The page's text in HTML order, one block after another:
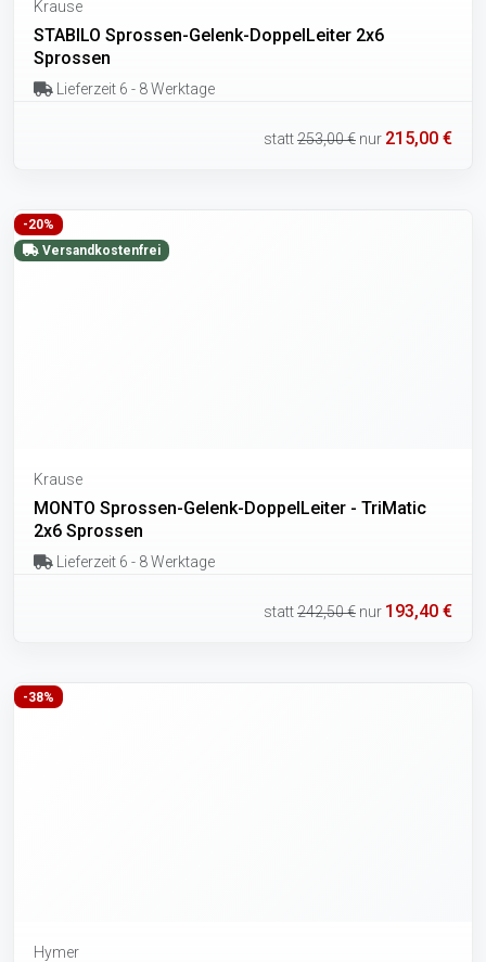
Krause
STABILO Sprossen-Gelenk-DoppelLeiter 2x6
Sprossen
Lieferzeit 6 - 8 Werktage
statt253,00 € nur 215,00 €
-20%
Versandkostenfrei
Krause
MONTO Sprossen-Gelenk-DoppelLeiter - TriMatic
2x6 Sprossen
Lieferzeit 6 - 8 Werktage
statt242,50 € nur 193,40 €
-38%
Hymer